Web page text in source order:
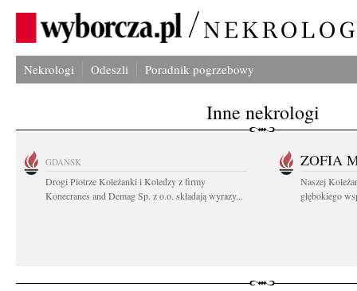
Nekrologi Odeszli Poradnik pogrzebowy
Inne nekrologi
GDAŃSK
Drogi Piotrze Koleżanki i Koledzy z firmy
Konecranes and Demag Sp. z o.o. składają wyrazy...
ZOFIA
Naszej
głębokiego